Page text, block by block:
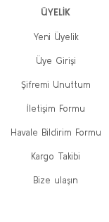
ÜYELİK
Yeni Üyelik
Üye Girişi
Şifremi Unuttum
İletişim Formu
Havale Bildirim Formu
Kargo Takibi
Bize ulaşın